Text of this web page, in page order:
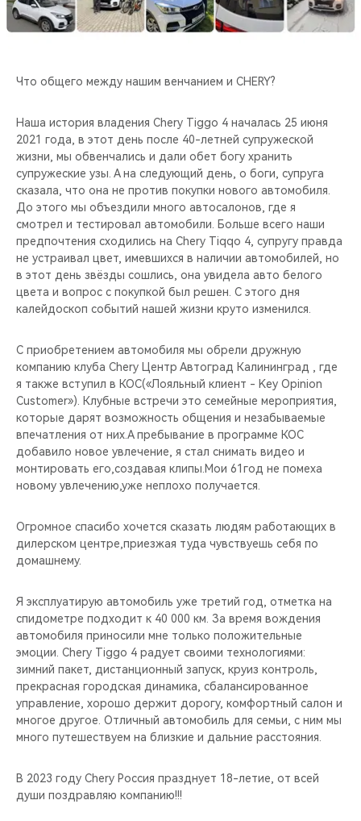
НАШИ МЕРОПРИЯТИЯ
ВИДЕООБЗОРЫ
Что общего между нашим венчанием и CHERY?
Наша история владения Chery Tiggo 4 началась 25 июня
2021 года, в этот день после 40-летней супружеской
жизни, мы обвенчались и дали обет богу хранить
супружеские узы. А на следующий день, о боги, супруга
сказала, что она не против покупки нового автомобиля.
До этого мы объездили много автосалонов, где я
смотрел и тестировал автомобили. Больше всего наши
предпочтения сходились на Chery Tiqqo 4, супругу правда
не устраивал цвет, имевшихся в наличии автомобилей, но
в этот день звёзды сошлись, она увидела авто белого
цвета и вопрос с покупкой был решен. С этого дня
калейдоскоп событий нашей жизни круто изменился.
С приобретением автомобиля мы обрели дружную
компанию клуба Chery Центр Автоград Калининград , где
я также вступил в КОС(«Лояльный клиент - Key Opinion
Customer»). Клубные встречи это семейные мероприятия,
которые дарят возможность общения и незабываемые
впечатления от них.А пребывание в программе КОС
добавило новое увлечение, я стал снимать видео и
монтировать его,создавая клипы.Мои 61год не помеха
новому увлечению,уже неплохо получается.
Огромное спасибо хочется сказать людям работающих в
дилерском центре,приезжая туда чувствуешь себя по
домашнему.
Я эксплуатирую автомобиль уже третий год, отметка на
спидометре подходит к 40 000 км. За время вождения
автомобиля приносили мне только положительные
эмоции. Chery Tiggo 4 радует своими технологиями:
зимний пакет, дистанционный запуск, круиз контроль,
прекрасная городская динамика, сбалансированное
управление, хорошо держит дорогу, комфортный салон и
многое другое. Отличный автомобиль для семьи, с ним мы
много путешествуем на близкие и дальние расстояния.
В 2023 году Chery Россия празднует 18-летие, от всей
души поздравляю компанию!!!